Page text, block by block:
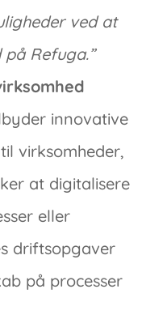
ved at
Refuga.”
innovative
virksomheder,
at digitalisere
eller
driftsopgaver
på processer